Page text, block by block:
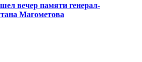
вечер памяти генерал-
Магометова